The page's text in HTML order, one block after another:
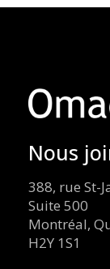
Nous
388, rue St-
Suite 500
Montréal,
H2Y 1S1